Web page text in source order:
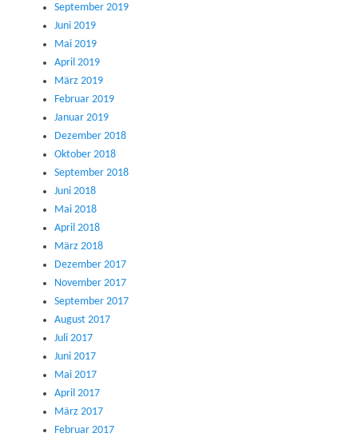
September 2019
Juni 2019
Mai 2019
April 2019
März 2019
Februar 2019
Januar 2019
Dezember 2018
Oktober 2018
September 2018
Juni 2018
Mai 2018
April 2018
März 2018
Dezember 2017
November 2017
September 2017
August 2017
Juli 2017
Juni 2017
Mai 2017
April 2017
März 2017
Februar 2017